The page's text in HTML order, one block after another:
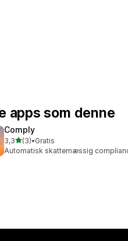
apps som denne
Comply
3,3ud af 5 stjerner
(3)
3 anmeldelser i alt
•Gratis
Automatisk skattemæssig